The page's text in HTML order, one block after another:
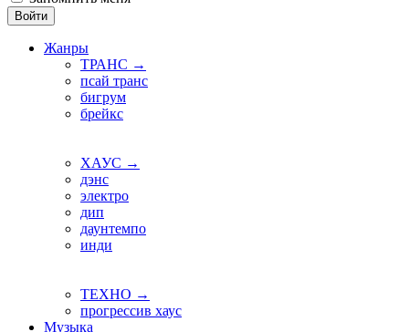
Войти
Жанры
ТРАНС →
псай транс
бигрум
брейкс
ХАУС →
дэнс
электро
дип
даунтемпо
инди
ТЕХНО →
прогрессив хаус
Музыка